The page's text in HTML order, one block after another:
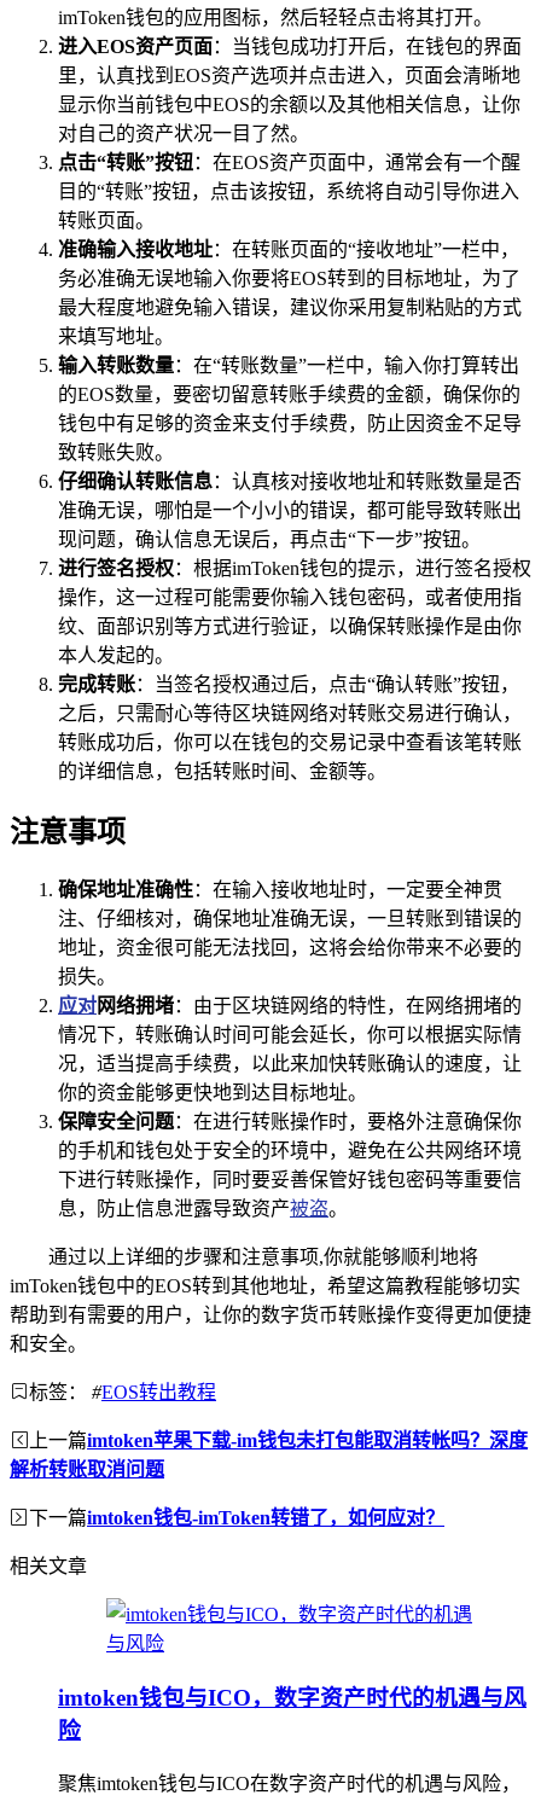
imToken钱包的应用图标，然后轻轻点击将其打开。
进入EOS资产页面：当钱包成功打开后，在钱包的界面
里，认真找到EOS资产选项并点击进入，页面会清晰地
显示你当前钱包中EOS的余额以及其他相关信息，让你
对自己的资产状况一目了然。
点击“转账”按钮：在EOS资产页面中，通常会有一个醒
目的“转账”按钮，点击该按钮，系统将自动引导你进入
转账页面。
准确输入接收地址：在转账页面的“接收地址”一栏中，
务必准确无误地输入你要将EOS转到的目标地址，为了
最大程度地避免输入错误，建议你采用复制粘贴的方式
来填写地址。
输入转账数量：在“转账数量”一栏中，输入你打算转出
的EOS数量，要密切留意转账手续费的金额，确保你的
钱包中有足够的资金来支付手续费，防止因资金不足导
致转账失败。
仔细确认转账信息：认真核对接收地址和转账数量是否
准确无误，哪怕是一个小小的错误，都可能导致转账出
现问题，确认信息无误后，再点击“下一步”按钮。
进行签名授权：根据imToken钱包的提示，进行签名授权
操作，这一过程可能需要你输入钱包密码，或者使用指
纹、面部识别等方式进行验证，以确保转账操作是由你
本人发起的。
完成转账：当签名授权通过后，点击“确认转账”按钮，
之后，只需耐心等待区块链网络对转账交易进行确认，
转账成功后，你可以在钱包的交易记录中查看该笔转账
的详细信息，包括转账时间、金额等。
注意事项
确保地址准确性：在输入接收地址时，一定要全神贯
注、仔细核对，确保地址准确无误，一旦转账到错误的
地址，资金很可能无法找回，这将会给你带来不必要的
损失。
应对网络拥堵：由于区块链网络的特性，在网络拥堵的
情况下，转账确认时间可能会延长，你可以根据实际情
况，适当提高手续费，以此来加快转账确认的速度，让
你的资金能够更快地到达目标地址。
保障安全问题：在进行转账操作时，要格外注意确保你
的手机和钱包处于安全的环境中，避免在公共网络环境
下进行转账操作，同时要妥善保管好钱包密码等重要信
息，防止信息泄露导致资产被盗。
通过以上详细的步骤和注意事项,你就能够顺利地将
imToken钱包中的EOS转到其他地址，希望这篇教程能够切实
帮助到有需要的用户，让你的数字货币转账操作变得更加便捷
和安全。
标签： #EOS转出教程
上一篇imtoken苹果下载-im钱包未打包能取消转帐吗？深度
解析转账取消问题
下一篇imtoken钱包-imToken转错了，如何应对？
相关文章
imtoken钱包与ICO，数字资产时代的机遇与风
险
聚焦imtoken钱包与ICO在数字资产时代的机遇与风险，